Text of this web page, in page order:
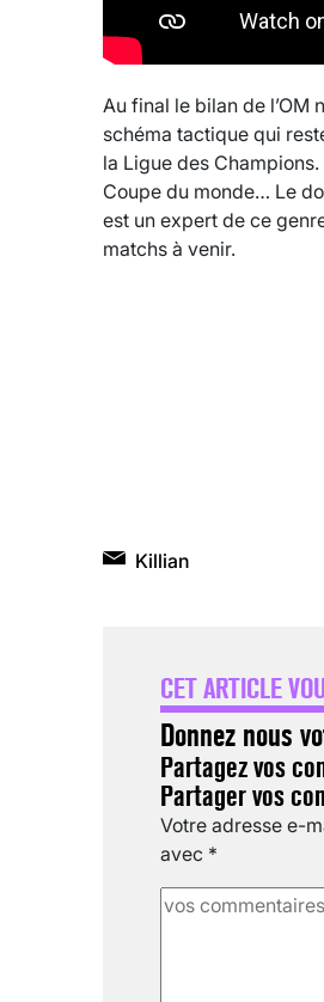
Au final le bilan de l’OM
schéma tactique qui
la Ligue des
Coupe du monde… Le
est un expert de ce
matchs à venir.
Killian
CET ARTICLE
Donnez nous
Partagez vos
Partager vos
Votre adresse e-
avec *